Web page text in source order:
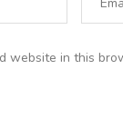
website in this